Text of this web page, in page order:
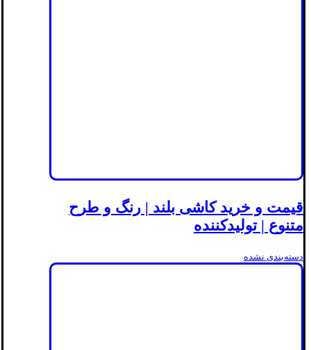
قیمت و خرید کاشی بلند | رنگ و طرح
متنوع | تولیدکننده
دسته‌بندی نشده